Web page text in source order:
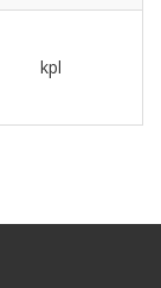
kpl